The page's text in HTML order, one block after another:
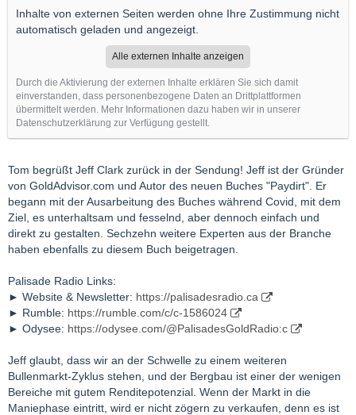
Inhalte von externen Seiten werden ohne Ihre Zustimmung nicht
automatisch geladen und angezeigt.
Alle externen Inhalte anzeigen
Durch die Aktivierung der externen Inhalte erklären Sie sich damit
einverstanden, dass personenbezogene Daten an Drittplattformen
übermittelt werden. Mehr Informationen dazu haben wir in unserer
Datenschutzerklärung zur Verfügung gestellt.
Tom begrüßt Jeff Clark zurück in der Sendung! Jeff ist der Gründer
von GoldAdvisor.com und Autor des neuen Buches "Paydirt". Er
begann mit der Ausarbeitung des Buches während Covid, mit dem
Ziel, es unterhaltsam und fesselnd, aber dennoch einfach und
direkt zu gestalten. Sechzehn weitere Experten aus der Branche
haben ebenfalls zu diesem Buch beigetragen.
Palisade Radio Links:
► Website & Newsletter: https://palisadesradio.ca
► Rumble: https://rumble.com/c/c-1586024
► Odysee: https://odysee.com/@PalisadesGoldRadio:c
Jeff glaubt, dass wir an der Schwelle zu einem weiteren
Bullenmarkt-Zyklus stehen, und der Bergbau ist einer der wenigen
Bereiche mit gutem Renditepotenzial. Wenn der Markt in die
Maniephase eintritt, wird er nicht zögern zu verkaufen, denn es ist